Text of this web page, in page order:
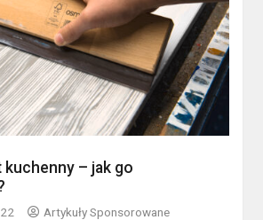
kuchenny – jak go
Artykuły Sponsorowane